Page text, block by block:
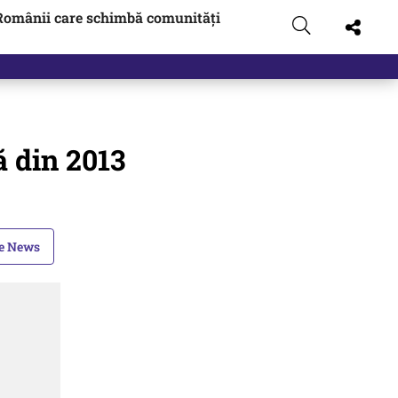
care schimbă comunități
din 2013
News